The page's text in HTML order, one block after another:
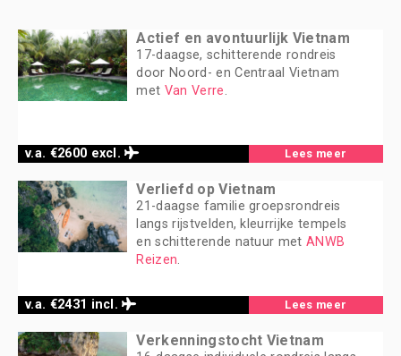
v.a. €2600 excl.
Actief en avontuurlijk Vietnam
17-daagse, schitterende rondreis
door Noord- en Centraal Vietnam
met Van Verre.
Lees meer
v.a. €2431 incl.
Verliefd op Vietnam
21-daagse familie groepsrondreis
langs rijstvelden, kleurrijke tempels
en schitterende natuur metANWB
Reizen.
Lees meer
Verkenningstocht Vietnam